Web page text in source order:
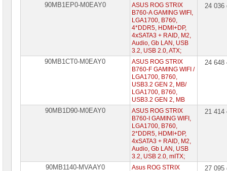
90MB1EP0-M0EAY0
ASUS ROG STRIX
B760-A GAMING WIFI,
LGA1700, B760,
4*DDR5, HDMI+DP,
4xSATA3 + RAID, M2,
Audio, Gb LAN, USB
3.2, USB 2.0, ATX;
24
90MB1CT0-M0EAY0
ASUS ROG STRIX
B760-F GAMING WIFI /
LGA1700, B760,
USB3.2 GEN 2, MB/
LGA1700, B760,
USB3.2 GEN 2, MB
24
90MB1D90-M0EAY0
ASUS ROG STRIX
B760-I GAMING WIFI,
LGA1700, B760,
2*DDR5, HDMI+DP,
4xSATA3 + RAID, M2,
Audio, Gb LAN, USB
3.2, USB 2.0, mITX;
21
90MB1140-MVAAY0
Asus ROG STRIX
27